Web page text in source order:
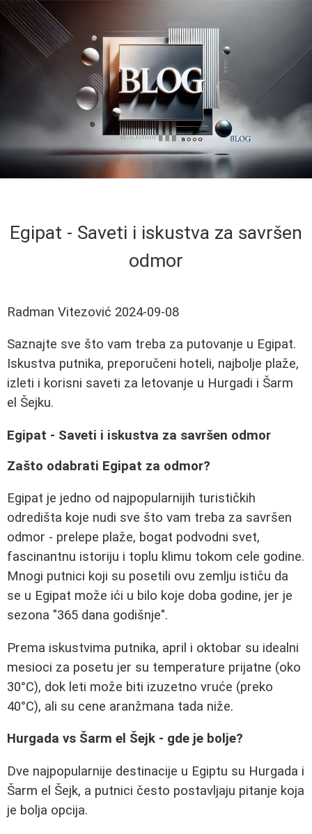
Egipat - Saveti i iskustva za savršen
odmor
Radman Vitezović 2024-09-08
Saznajte sve što vam treba za putovanje u Egipat.
Iskustva putnika, preporučeni hoteli, najbolje plaže,
izleti i korisni saveti za letovanje u Hurgadi i Šarm
el Šejku.
Egipat - Saveti i iskustva za savršen odmor
Zašto odabrati Egipat za odmor?
Egipat je jedno od najpopularnijih turističkih
odredišta koje nudi sve što vam treba za savršen
odmor - prelepe plaže, bogat podvodni svet,
fascinantnu istoriju i toplu klimu tokom cele godine.
Mnogi putnici koji su posetili ovu zemlju ističu da
se u Egipat može ići u bilo koje doba godine, jer je
sezona "365 dana godišnje".
Prema iskustvima putnika, april i oktobar su idealni
mesioci za posetu jer su temperature prijatne (oko
30°C), dok leti može biti izuzetno vruće (preko
40°C), ali su cene aranžmana tada niže.
Hurgada vs Šarm el Šejk - gde je bolje?
Dve najpopularnije destinacije u Egiptu su Hurgada i
Šarm el Šejk, a putnici često postavljaju pitanje koja
je bolja opcija.